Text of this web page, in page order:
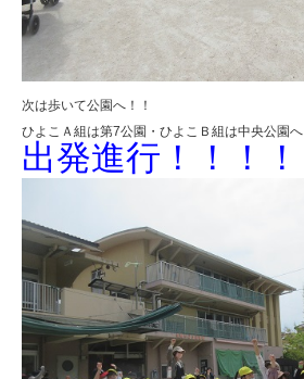
次は歩いて公園へ！！
ひよこＡ組は第7公園・ひよこＢ組は中央公園へ
出発進行！！！！